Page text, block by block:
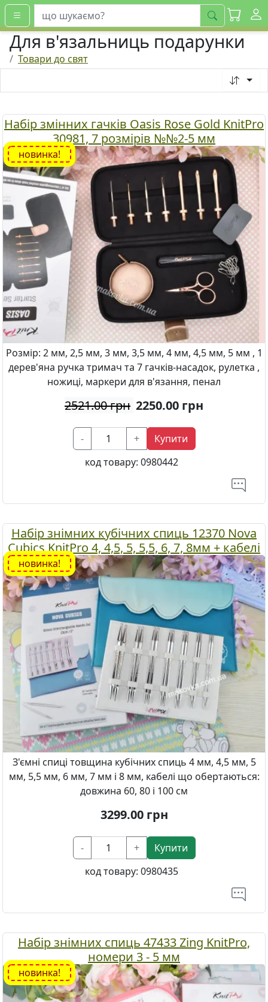
шукати
Для в'язальниць подарунки
Товари до свят
Набір змінних гачків Oasis Rose Gold KnitPro
30981, 7 розмірів №№2-5 мм
новинка!
Розмір: 2 мм, 2,5 мм, 3 мм, 3,5 мм, 4 мм, 4,5 мм, 5 мм , 1
дерев'яна ручка тримач та 7 гачків-насадок, рулетка ,
ножиці, маркери для в'язання, пенал
2521.00 грн 2250.00 грн
- +
Купити
код товару: 0980442
Набір знімних кубічних спиць 12370 Nova
Cubics KnitPro 4, 4,5, 5, 5,5, 6, 7, 8мм + кабелі
новинка!
З'ємні спиці товщина кубічних спиць 4 мм, 4,5 мм, 5
мм, 5,5 мм, 6 мм, 7 мм і 8 мм, кабелі що обертаються:
довжина 60, 80 і 100 см
3299.00грн
- +
Купити
код товару: 0980435
Набір знімних спиць 47433 Zing KnitPro,
номери 3 - 5 мм
новинка!